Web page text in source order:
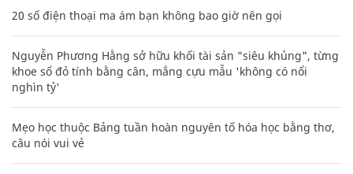
20 số điện thoại ma ám bạn không bao giờ nên gọi
Nguyễn Phương Hằng sở hữu khối tài sản "siêu khủng", từng
khoe sổ đỏ tính bằng cân, mắng cựu mẫu 'không có nổi
nghìn tỷ'
Mẹo học thuộc Bảng tuần hoàn nguyên tố hóa học bằng thơ,
câu nói vui vẻ